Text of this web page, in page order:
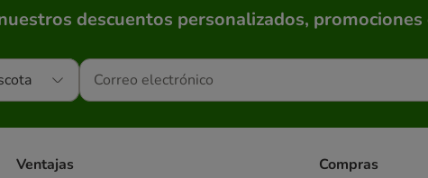
descuentos personalizados, promociones
Ventajas Compras